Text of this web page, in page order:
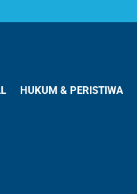
HUKUM & PERISTIWA